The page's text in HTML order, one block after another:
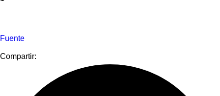
Fuente
Compartir: